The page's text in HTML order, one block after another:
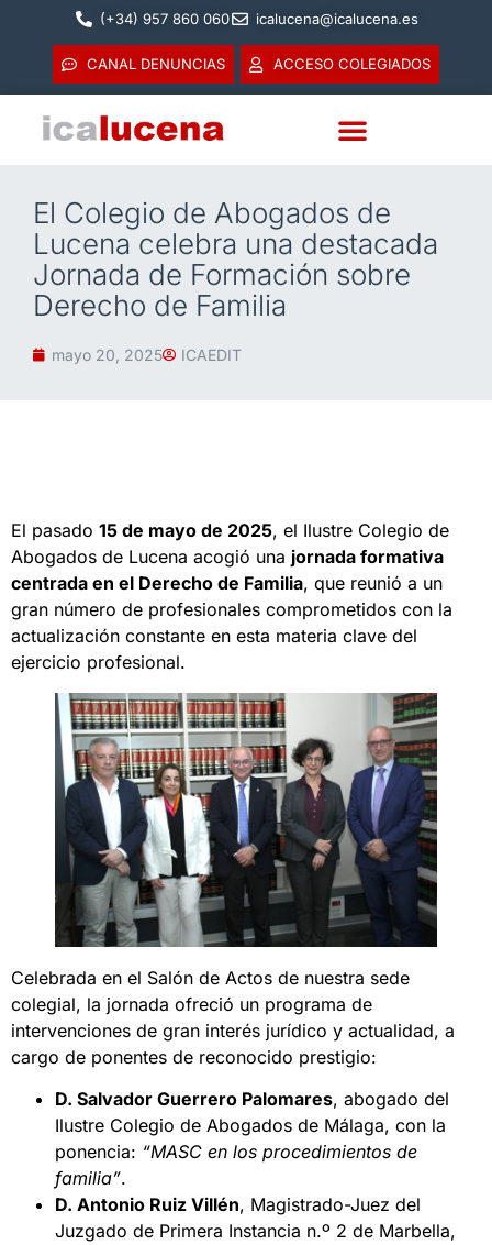
(+34) 957 860 060 icalucena@icalucena.es
CANAL DENUNCIAS ACCESO COLEGIADOS
El Colegio de Abogados de
Lucena celebra una destacada
Jornada de Formación sobre
Derecho de Familia
mayo 20, 2025 ICAEDIT
El pasado 15 de mayo de 2025, el Ilustre Colegio de
Abogados de Lucena acogió una jornada formativa
centrada en el Derecho de Familia, que reunió a un
gran número de profesionales comprometidos con la
actualización constante en esta materia clave del
ejercicio profesional.
Celebrada en el Salón de Actos de nuestra sede
colegial, la jornada ofreció un programa de
intervenciones de gran interés jurídico y actualidad, a
cargo de ponentes de reconocido prestigio:
D. Salvador Guerrero Palomares, abogado del
Ilustre Colegio de Abogados de Málaga, con la
ponencia: “MASC en los procedimientos de
familia”.
D. Antonio Ruiz Villén, Magistrado-Juez del
Juzgado de Primera Instancia n.º 2 de Marbella,